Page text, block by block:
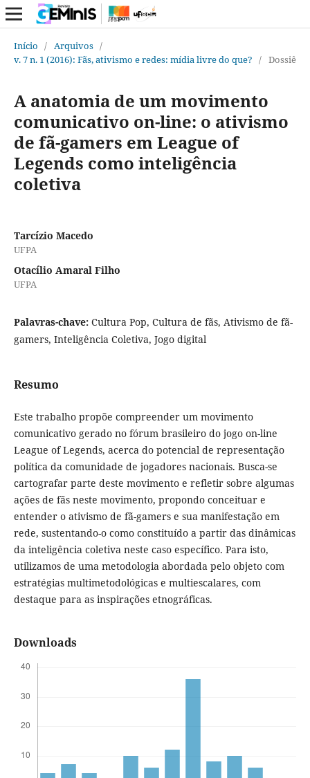
Início / Arquivos /
v. 7 n. 1 (2016): Fãs, ativismo e redes: mídia livre do que? / Dossiê
A anatomia de um movimento
comunicativo on-line: o ativismo
de fã-gamers em League of
Legends como inteligência
coletiva
Tarcízio Macedo
UFPA
Otacílio Amaral Filho
UFPA
Palavras-chave: Cultura Pop, Cultura de fãs, Ativismo de fã-
gamers, Inteligência Coletiva, Jogo digital
Resumo
Este trabalho propõe compreender um movimento
comunicativo gerado no fórum brasileiro do jogo on-line
League of Legends, acerca do potencial de representação
política da comunidade de jogadores nacionais. Busca-se
cartografar parte deste movimento e refletir sobre algumas
ações de fãs neste movimento, propondo conceituar e
entender o ativismo de fã-gamers e sua manifestação em
rede, sustentando-o como constituído a partir das dinâmicas
da inteligência coletiva neste caso específico. Para isto,
utilizamos de uma metodologia abordada pelo objeto com
estratégias multimetodológicas e multiescalares, com
destaque para as inspirações etnográficas.
Downloads